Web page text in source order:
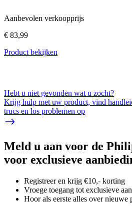
Aanbevolen verkoopprijs
€ 83,99
Product bekijken
Hebt u niet gevonden wat u zocht?
Krijg hulp met uw product, vind
trucs en los problemen op
Meld u aan voor de
voor exclusieve
Registreer en krijg €10,- korting
Vroege toegang tot exclusieve
Hoor als eerste alles over nieuwe